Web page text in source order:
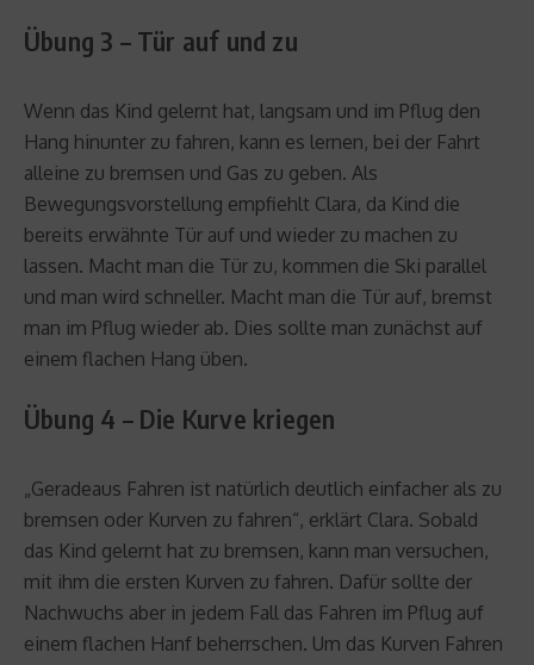
Übung 3 – Tür auf und zu
Wenn das Kind gelernt hat, langsam und im Pflug den
Hang hinunter zu fahren, kann es lernen, bei der Fahrt
alleine zu bremsen und Gas zu geben. Als
Bewegungsvorstellung empfiehlt Clara, da Kind die
bereits erwähnte Tür auf und wieder zu machen zu
lassen. Macht man die Tür zu, kommen die Ski parallel
und man wird schneller. Macht man die Tür auf, bremst
man im Pflug wieder ab. Dies sollte man zunächst auf
einem flachen Hang üben.
Übung 4 – Die Kurve kriegen
„Geradeaus Fahren ist natürlich deutlich einfacher als zu
bremsen oder Kurven zu fahren“, erklärt Clara. Sobald
das Kind gelernt hat zu bremsen, kann man versuchen,
mit ihm die ersten Kurven zu fahren. Dafür sollte der
Nachwuchs aber in jedem Fall das Fahren im Pflug auf
einem flachen Hanf beherrschen. Um das Kurven Fahren